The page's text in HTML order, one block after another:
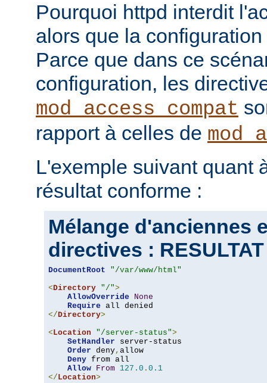
Pourquoi httpd interdit
alors que la
Parce que dans ce
configuration, les
mod_access_compat
rapport à celles de
L'exemple suivant quant
résultat conforme :
Mélange d'anciennes
directives :
DocumentRoot
"/var/www/html"
<Directory "/">
AllowOverride
None
Require
</Directory>
<Location "/server-status">
SetHandler server-status
Order deny, allow
Deny from all
Allow From 127.0 . 0.1
</Location>